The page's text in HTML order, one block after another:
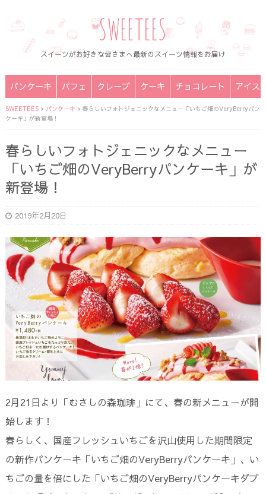
SWEETEES
スイーツがお好きな皆さまへ最新のスイーツ情報をお届け
パンケーキ パフェ クレープ ケーキ チョコレート アイス
SWEETEES> パンケーキ > 春らしいフォトジェニックなメニュー「いちご畑のVeryBerryパン
ケーキ」が新登場！
春らしいフォトジェニックなメニュー
「いちご畑のVeryBerryパンケーキ」が
新登場！
2019年2月20日
2月21日より「むさしの森珈琲」にて、春の新メニューが開
始します！
春らしく、国産フレッシュいちごを沢山使用した期間限定
の新作パンケーキ「いちご畑のVeryBerryパンケーキ」、い
ちごの量を倍にした「いちご畑のVeryBerryパンケーキダブ